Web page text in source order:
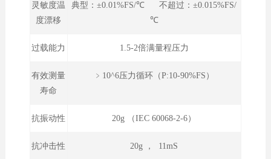
灵敏度温
度漂移
典型：±0.01%FS/℃ 不超过：±0.015%FS/
℃
过载能力 1.5-2倍满量程压力
有效测量
寿命
﹥10^6压力循环（P:10-90%FS）
抗振动性 20g （IEC 60068-2-6）
抗冲击性 20g ， 11mS